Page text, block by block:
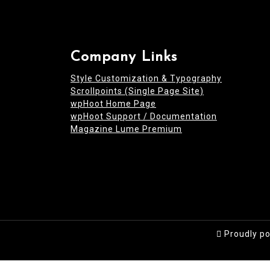
Company Links
Style Customization & Typography
Scrollpoints (Single Page Site)
wpHoot Home Page
wpHoot Support / Documentation
Magazine Lume Premium
Proudly